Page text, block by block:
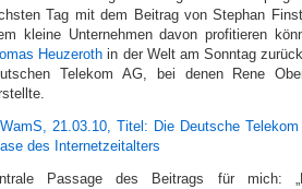
Tag mit dem Beitrag von Stephan
kleine Unternehmen davon profitieren
Heuzeroth in der Welt am Sonntag
Telekom AG, bei denen Rene
Passage des Beitrags für mich: